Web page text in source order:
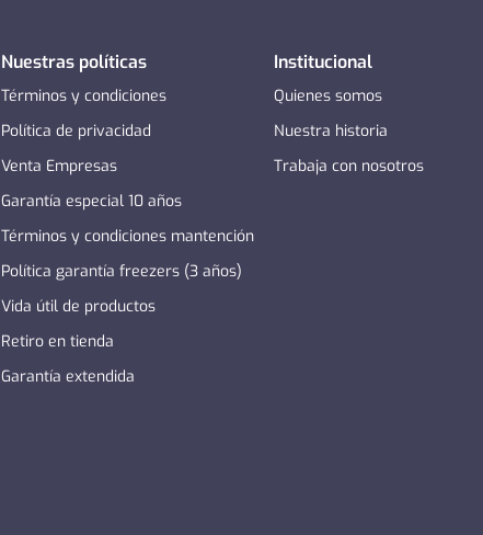
Nuestras políticas
Términos y condiciones
Política de privacidad
Venta Empresas
Garantía especial 10 años
Términos y condiciones mantención
Política garantía freezers (3 años)
Vida útil de productos
Retiro en tienda
Garantía extendida
Institucional
Quienes somos
Nuestra historia
Trabaja con nosotros